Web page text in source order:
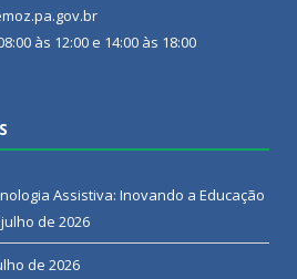
às 12:00 e 14:00 às 18:00
Assistiva: Inovando a Educação
de 2026
de 2026